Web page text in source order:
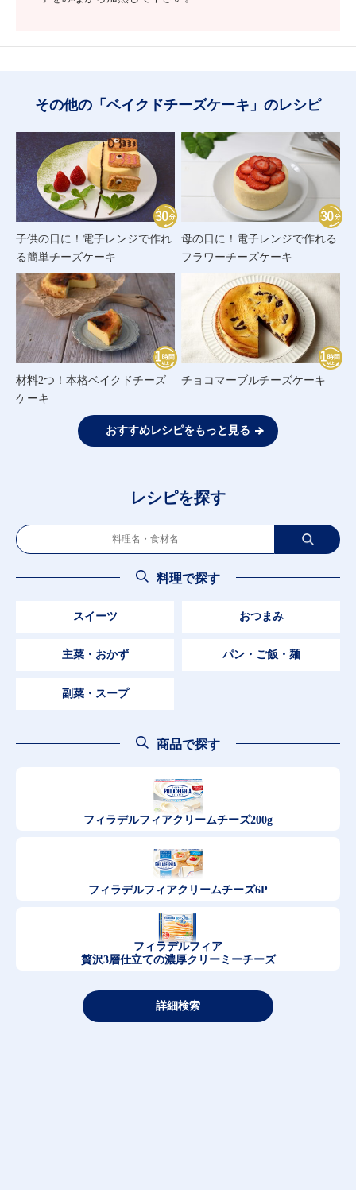
その他の「ベイクドチーズケーキ」のレシピ
子供の日に！電子レンジで作れ
る簡単チーズケーキ
母の日に！電子レンジで作れる
フラワーチーズケーキ
材料2つ！本格ベイクドチーズ
ケーキ
チョコマーブルチーズケーキ
おすすめレシピをもっと見る
レシピを探す
料理で探す
スイーツ おつまみ
主菜・おかず パン・ご飯・麺
副菜・スープ
商品で探す
フィラデルフィアクリームチーズ200g
フィラデルフィアクリームチーズ6P
フィラデルフィア
贅沢3層仕立ての濃厚クリーミーチーズ
詳細検索